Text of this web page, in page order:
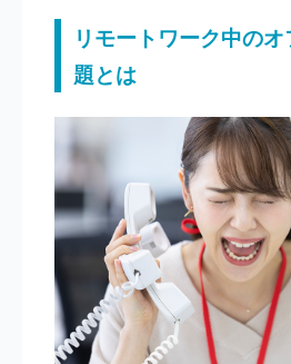
リモートワーク中の
題とは